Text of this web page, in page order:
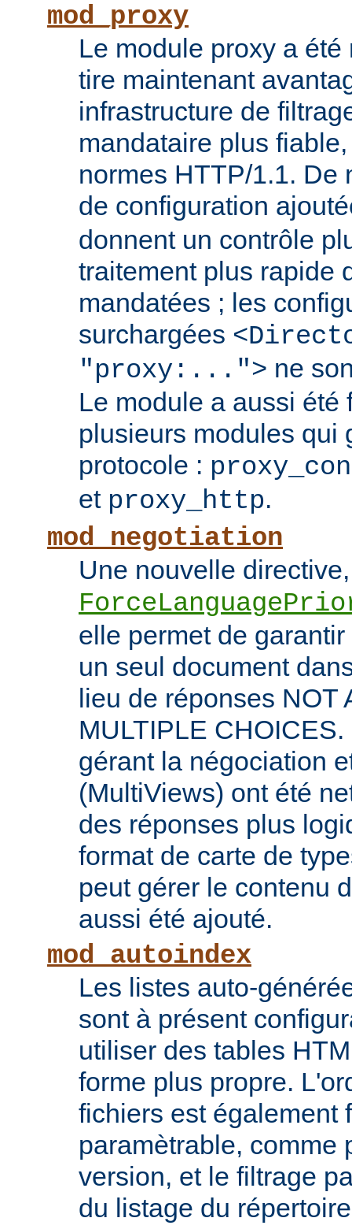
mod_proxy
Le module proxy a été
tire maintenant
infrastructure de
mandataire plus
normes HTTP/1.1. De
de configuration
donnent un contrôle
traitement plus rapide
mandatées ; les
surchargées
"proxy:..."> ne
Le module a aussi été
plusieurs modules qui
protocole :
et proxy_http.
mod_negotiation
Une nouvelle directive,
elle permet de
un seul document
lieu de réponses NOT
MULTIPLE
gérant la négociation
(MultiViews) ont été
des réponses plus
format de carte de
peut gérer le contenu
aussi été ajouté.
mod_autoindex
Les listes auto-
sont à présent
utiliser des tables
forme plus propre.
fichiers est également
paramètrable, comme
version, et le filtrage
du listage du